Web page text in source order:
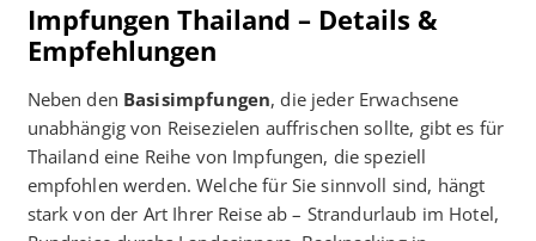
Impfungen Thailand – Details &
Empfehlungen
Neben den Basisimpfungen, die jeder Erwachsene
unabhängig von Reisezielen auffrischen sollte, gibt es für
Thailand eine Reihe von Impfungen, die speziell
empfohlen werden. Welche für Sie sinnvoll sind, hängt
stark von der Art Ihrer Reise ab – Strandurlaub im Hotel,